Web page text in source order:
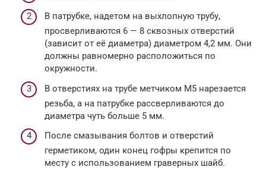
В патрубке, надетом на выхлопную трубу,
просверливаются 6 — 8 сквозных отверстий
(зависит от её диаметра) диаметром 4,2 мм. Они
должны равномерно расположиться по
окружности.
В отверстиях на трубе метчиком М5 нарезается
резьба, а на патрубке рассверливаются до
диаметра чуть больше 5 мм.
После смазывания болтов и отверстий
герметиком, один конец гофры крепится по
месту с использованием граверных шайб.